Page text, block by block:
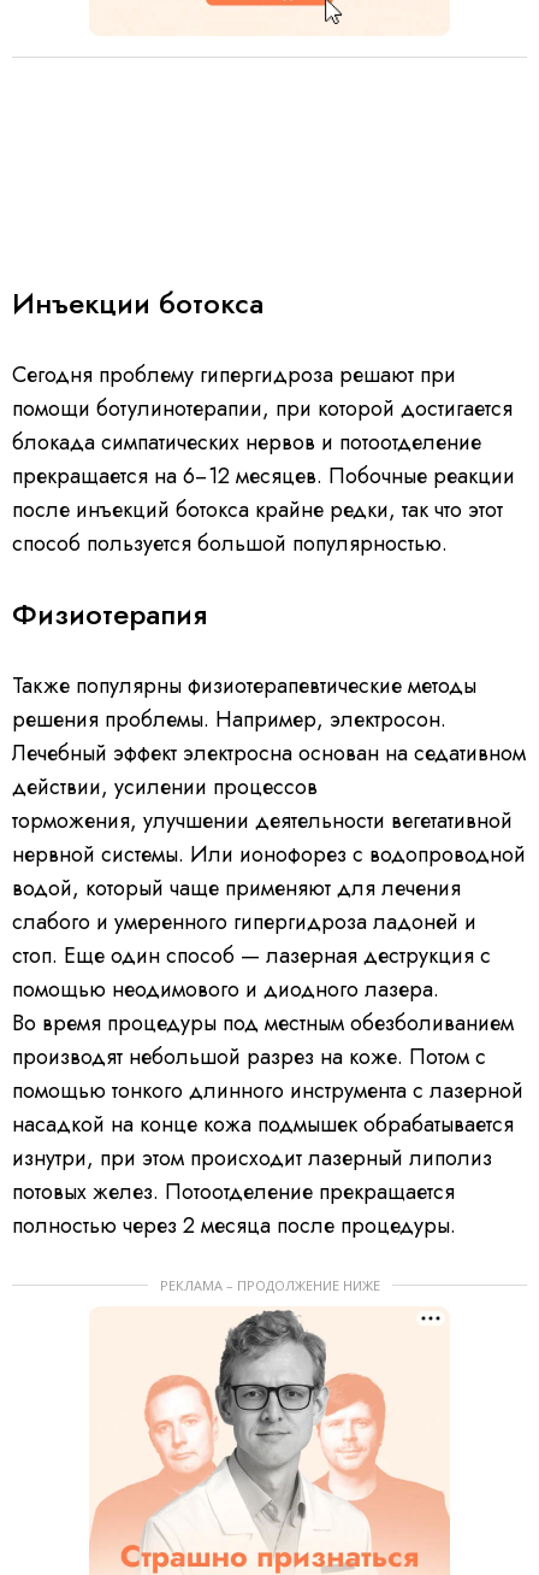
Инъекции ботокса
Сегодня проблему гипергидроза решают при
помощи ботулинотерапии, при которой достигается
блокада симпатических нервов и потоотделение
прекращается на 6−12 месяцев. Побочные реакции
после инъекций ботокса крайне редки, так что этот
способ пользуется большой популярностью.
Физиотерапия
Также популярны физиотерапевтические методы
решения проблемы. Например, электросон.
Лечебный эффект электросна основан на седативном
действии, усилении процессов
торможения, улучшении деятельности вегетативной
нервной системы. Или ионофорез с водопроводной
водой, который чаще применяют для лечения
слабого и умеренного гипергидроза ладоней и
стоп. Еще один способ — лазерная деструкция с
помощью неодимового и диодного лазера.
Во время процедуры под местным обезболиванием
производят небольшой разрез на коже. Потом с
помощью тонкого длинного инструмента с лазерной
насадкой на конце кожа подмышек обрабатывается
изнутри, при этом происходит лазерный липолиз
потовых желез. Потоотделение прекращается
полностью через 2 месяца после процедуры.
РЕКЛАМА – ПРОДОЛЖЕНИЕ НИЖЕ